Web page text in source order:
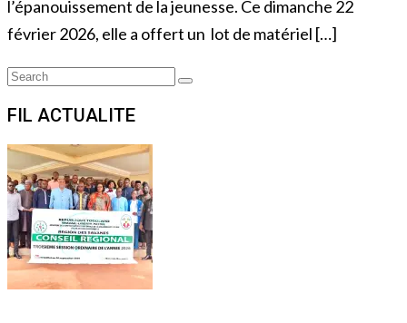
l’épanouissement de la jeunesse. Ce dimanche 22
février 2026, elle a offert un lot de matériel […]
Search
Search
FIL ACTUALITE